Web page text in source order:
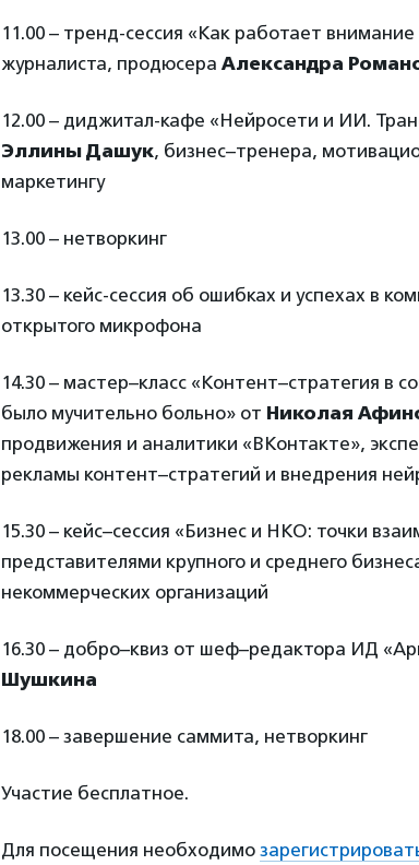
11.00 – тренд-сессия «Как работает
журналиста, продюсера Александра
12.00 – диджитал-кафе «Нейросети и ИИ.
Эллины Дашук, бизнес–тренера,
маркетингу
13.00 – нетворкинг
13.30 – кейс-сессия об ошибках и успехах в
открытого микрофона
14.30 – мастер–класс «Контент–стратегия в
было мучительно больно» от Николая
продвижения и аналитики «ВКонтакте»,
рекламы контент–стратегий и внедрения
15.30 – кейс–сессия «Бизнес и НКО: точки
представителями крупного и среднего
некоммерческих организаций
16.30 – добро–квиз от шеф–редактора ИД
Шушкина
18.00 – завершение саммита, нетворкинг
Участие бесплатное.
Для посещения необходимо